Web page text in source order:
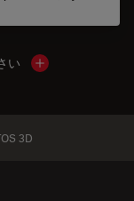
い Show local
3D